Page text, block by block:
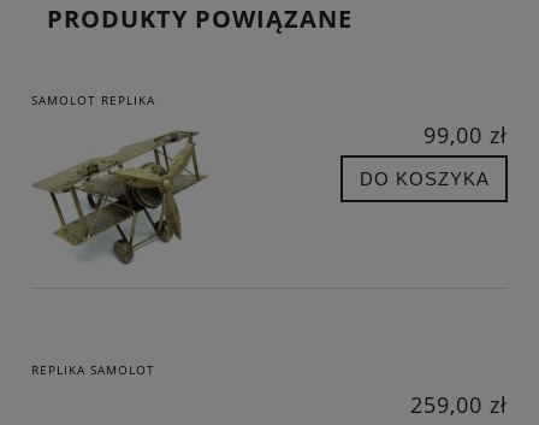
PRODUKTY POWIĄZANE
SAMOLOT REPLIKA
99,00 zł
DO KOSZYKA
REPLIKA SAMOLOT
259,00 zł